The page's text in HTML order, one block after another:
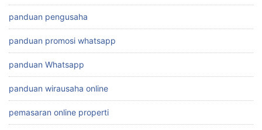
panduan pengusaha
panduan promosi whatsapp
panduan Whatsapp
panduan wirausaha online
pemasaran online properti